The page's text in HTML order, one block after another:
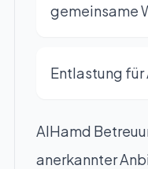
gemeinsame
Entlastung
AlHamd
anerkannter